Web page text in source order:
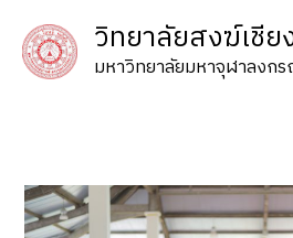
content
วิทยาลัยสงฆ์เชีย
มหาวิทยาลัยมหาจุฬาลงก